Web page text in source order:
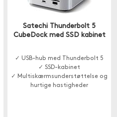
Satechi Thunderbolt 5
CubeDock med SSD kabinet
✓ USB-hub med Thunderbolt 5
✓ SSD-kabinet
✓ Multiskærmsunderstøttelse og
hurtige hastigheder